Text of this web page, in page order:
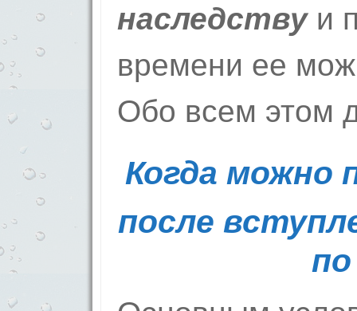
наследствуи
времени ее
Обо всем этом
Когда можно
после
по